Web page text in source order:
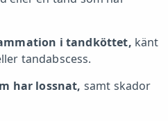
i tandköttet, känt
tandabscess.
har lossnat, samt skador